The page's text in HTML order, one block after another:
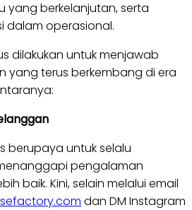
yang berkelanjutan, serta
dalam operasional.
dilakukan untuk menjawab
yang terus berkembang di era
berupaya untuk selalu
pengalaman
baik. Kini, selain melalui email
dan DM Instagram